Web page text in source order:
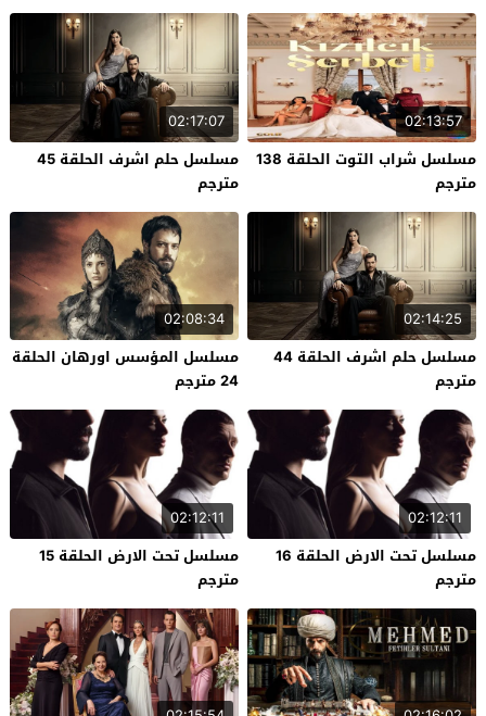
02:13:57
مسلسل شراب التوت الحلقة 138
مترجم
02:17:07
مسلسل حلم اشرف الحلقة 45
مترجم
02:14:25
مسلسل حلم اشرف الحلقة 44
مترجم
02:08:34
مسلسل المؤسس اورهان الحلقة
24 مترجم
02:12:11
مسلسل تحت الارض الحلقة 16
مترجم
02:12:11
مسلسل تحت الارض الحلقة 15
مترجم